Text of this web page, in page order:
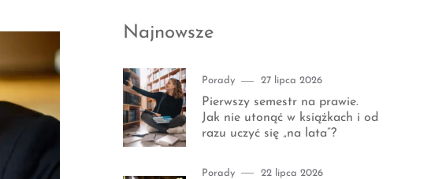
Najnowsze
Category
Porady
Posted
27 lipca 2026
Pierwszy semestr na prawie.
Jak nie utonąć w książkach i od
razu uczyć się „na lata”?
Category
Porady
Posted
22 lipca 2026